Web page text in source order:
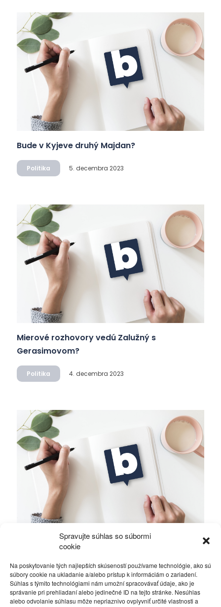
Spravujte súhlas so súbormi
cookie
Na poskytovanie tých najlepších skúseností používame technológie, ako sú
súbory cookie na ukladanie a/alebo prístup k informáciám o zariadení.
Súhlas s týmito technológiami nám umožní spracovávať údaje, ako je
správanie pri prehliadaní alebo jedinečné ID na tejto stránke. Nesúhlas
alebo odvolanie súhlasu môže nepriaznivo ovplyvniť určité vlastnosti a
Bude v Kyjeve druhý Majdan?
Politika 5. decembra 2023
Mierové rozhovory vedú Zalužný s
Gerasimovom?
Politika 4. decembra 2023
Ficova vláda a médiá…
Politika 4. decembra 2023